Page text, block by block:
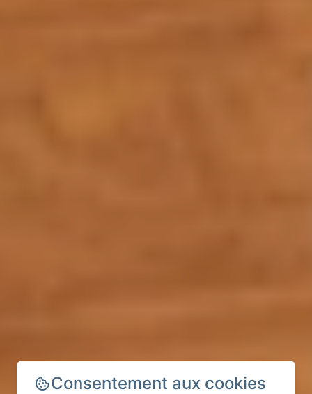
Consentement aux cookies